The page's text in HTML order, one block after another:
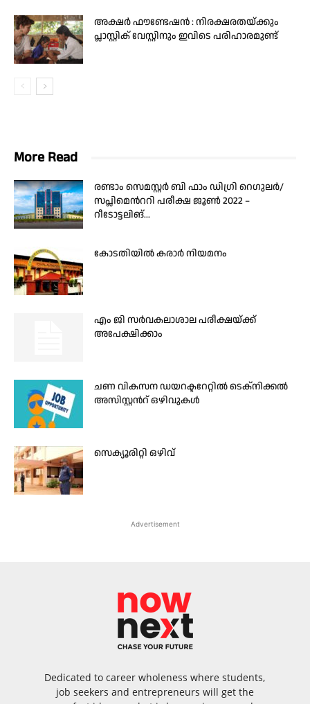
അക്ഷർ ഫൗണ്ടേഷൻ : നിരക്ഷരതയ്ക്കും
പ്ലാസ്റ്റിക് വേസ്റ്റിനും ഇവിടെ പരിഹാരമുണ്ട്
More Read
രണ്ടാം സെമസ്റ്റർ ബി ഫാം ഡിഗ്രി റെഗുലർ/
സപ്ലിമെന്‍ററി പരീക്ഷ ജൂൺ 2022 –
റീടോട്ടലിങ്...
കോടതിയില്‍ കരാര്‍ നിയമനം
എം ജി സർവകലാശാല പരീക്ഷയ്ക്ക്
അപേക്ഷിക്കാം
ചണ വികസന ഡയറക്ടറേറ്റിൽ ടെക്നിക്കൽ
അസിസ്റ്റൻറ് ഒഴിവുകൾ
സെക്യൂരിറ്റി ഒഴിവ്
Advertisement
Dedicated to career wholeness where students,
job seekers and entrepreneurs will get the